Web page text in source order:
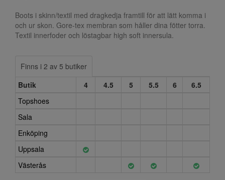
Boots i skinn/textil med dragkedja framtill för att lätt komma i
och ur skon. Gore-tex membran som håller dina fötter torra.
Textil innerfoder och löstagbar high soft innersula.
Finns i 2 av 5 butiker
Butik
4 4.5 5 5.5 6
6.5
Topshoes
Sala
Enköping
Uppsala
Västerås